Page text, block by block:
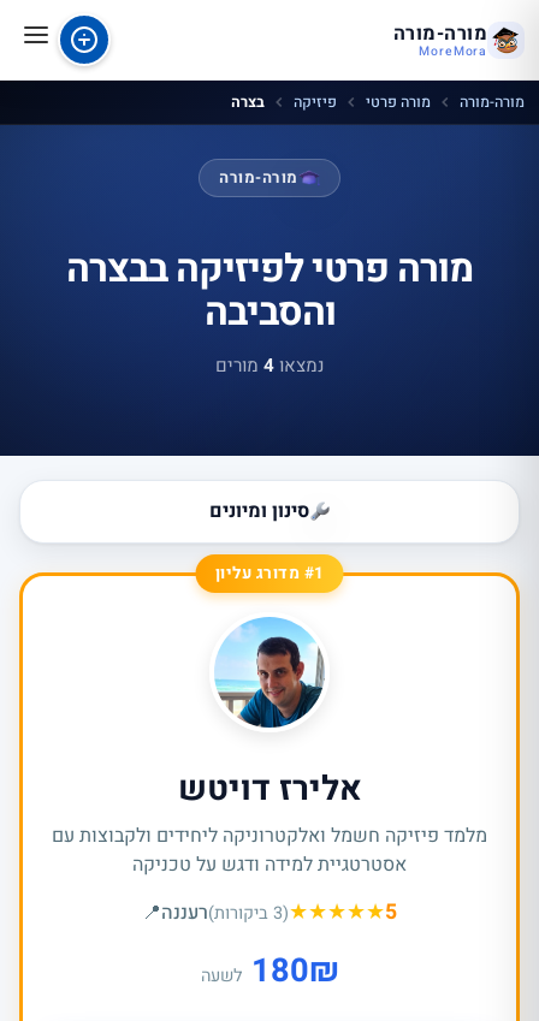
מורה-מורה
MoreMora
מורה-מורה מורה פרטי פיזיקה בצרה
מורה-מורה
מורה פרטי לפיזיקה בבצרה
והסביבה
נמצאו4 מורים
סינון ומיונים
#1 מדורג עליון
אלירז דויטש
מלמד פיזיקה חשמל ואלקטרוניקה ליחידים ולקבוצות עם
אסטרטגיית למידה ודגש על טכניקה
(3 ביקורות)★★★★★5 רעננה📍
₪
180 לשעה